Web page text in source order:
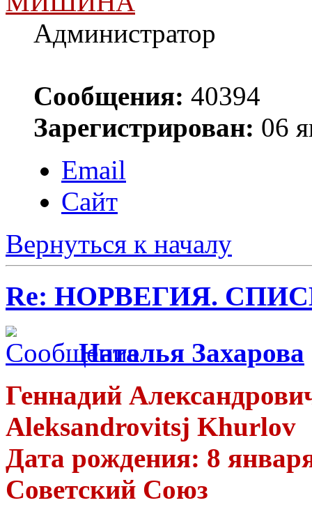
Администратор
Сообщения: 40394
Зарегистрирован: 06
Email
Сайт
Вернуться к началу
Re: НОРВЕГИЯ.
Наталья Захарова
Геннадий
Aleksandrovitsj Khurlov
Дата рождения: 8
Советский Союз